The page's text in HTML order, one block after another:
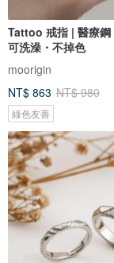
Tattoo 戒指 | 醫療鋼
可洗澡・不掉色
moorigin
NT$ 863 NT$ 980
綠色友善